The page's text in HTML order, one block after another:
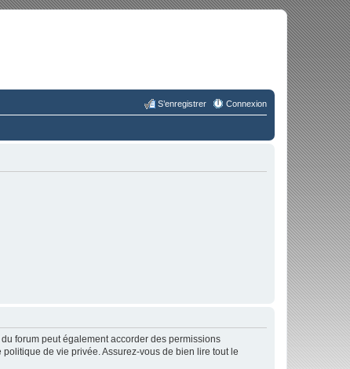
Connexion
S’enregistrer
forum peut également accorder des permissions
de vie privée. Assurez-vous de bien lire tout le